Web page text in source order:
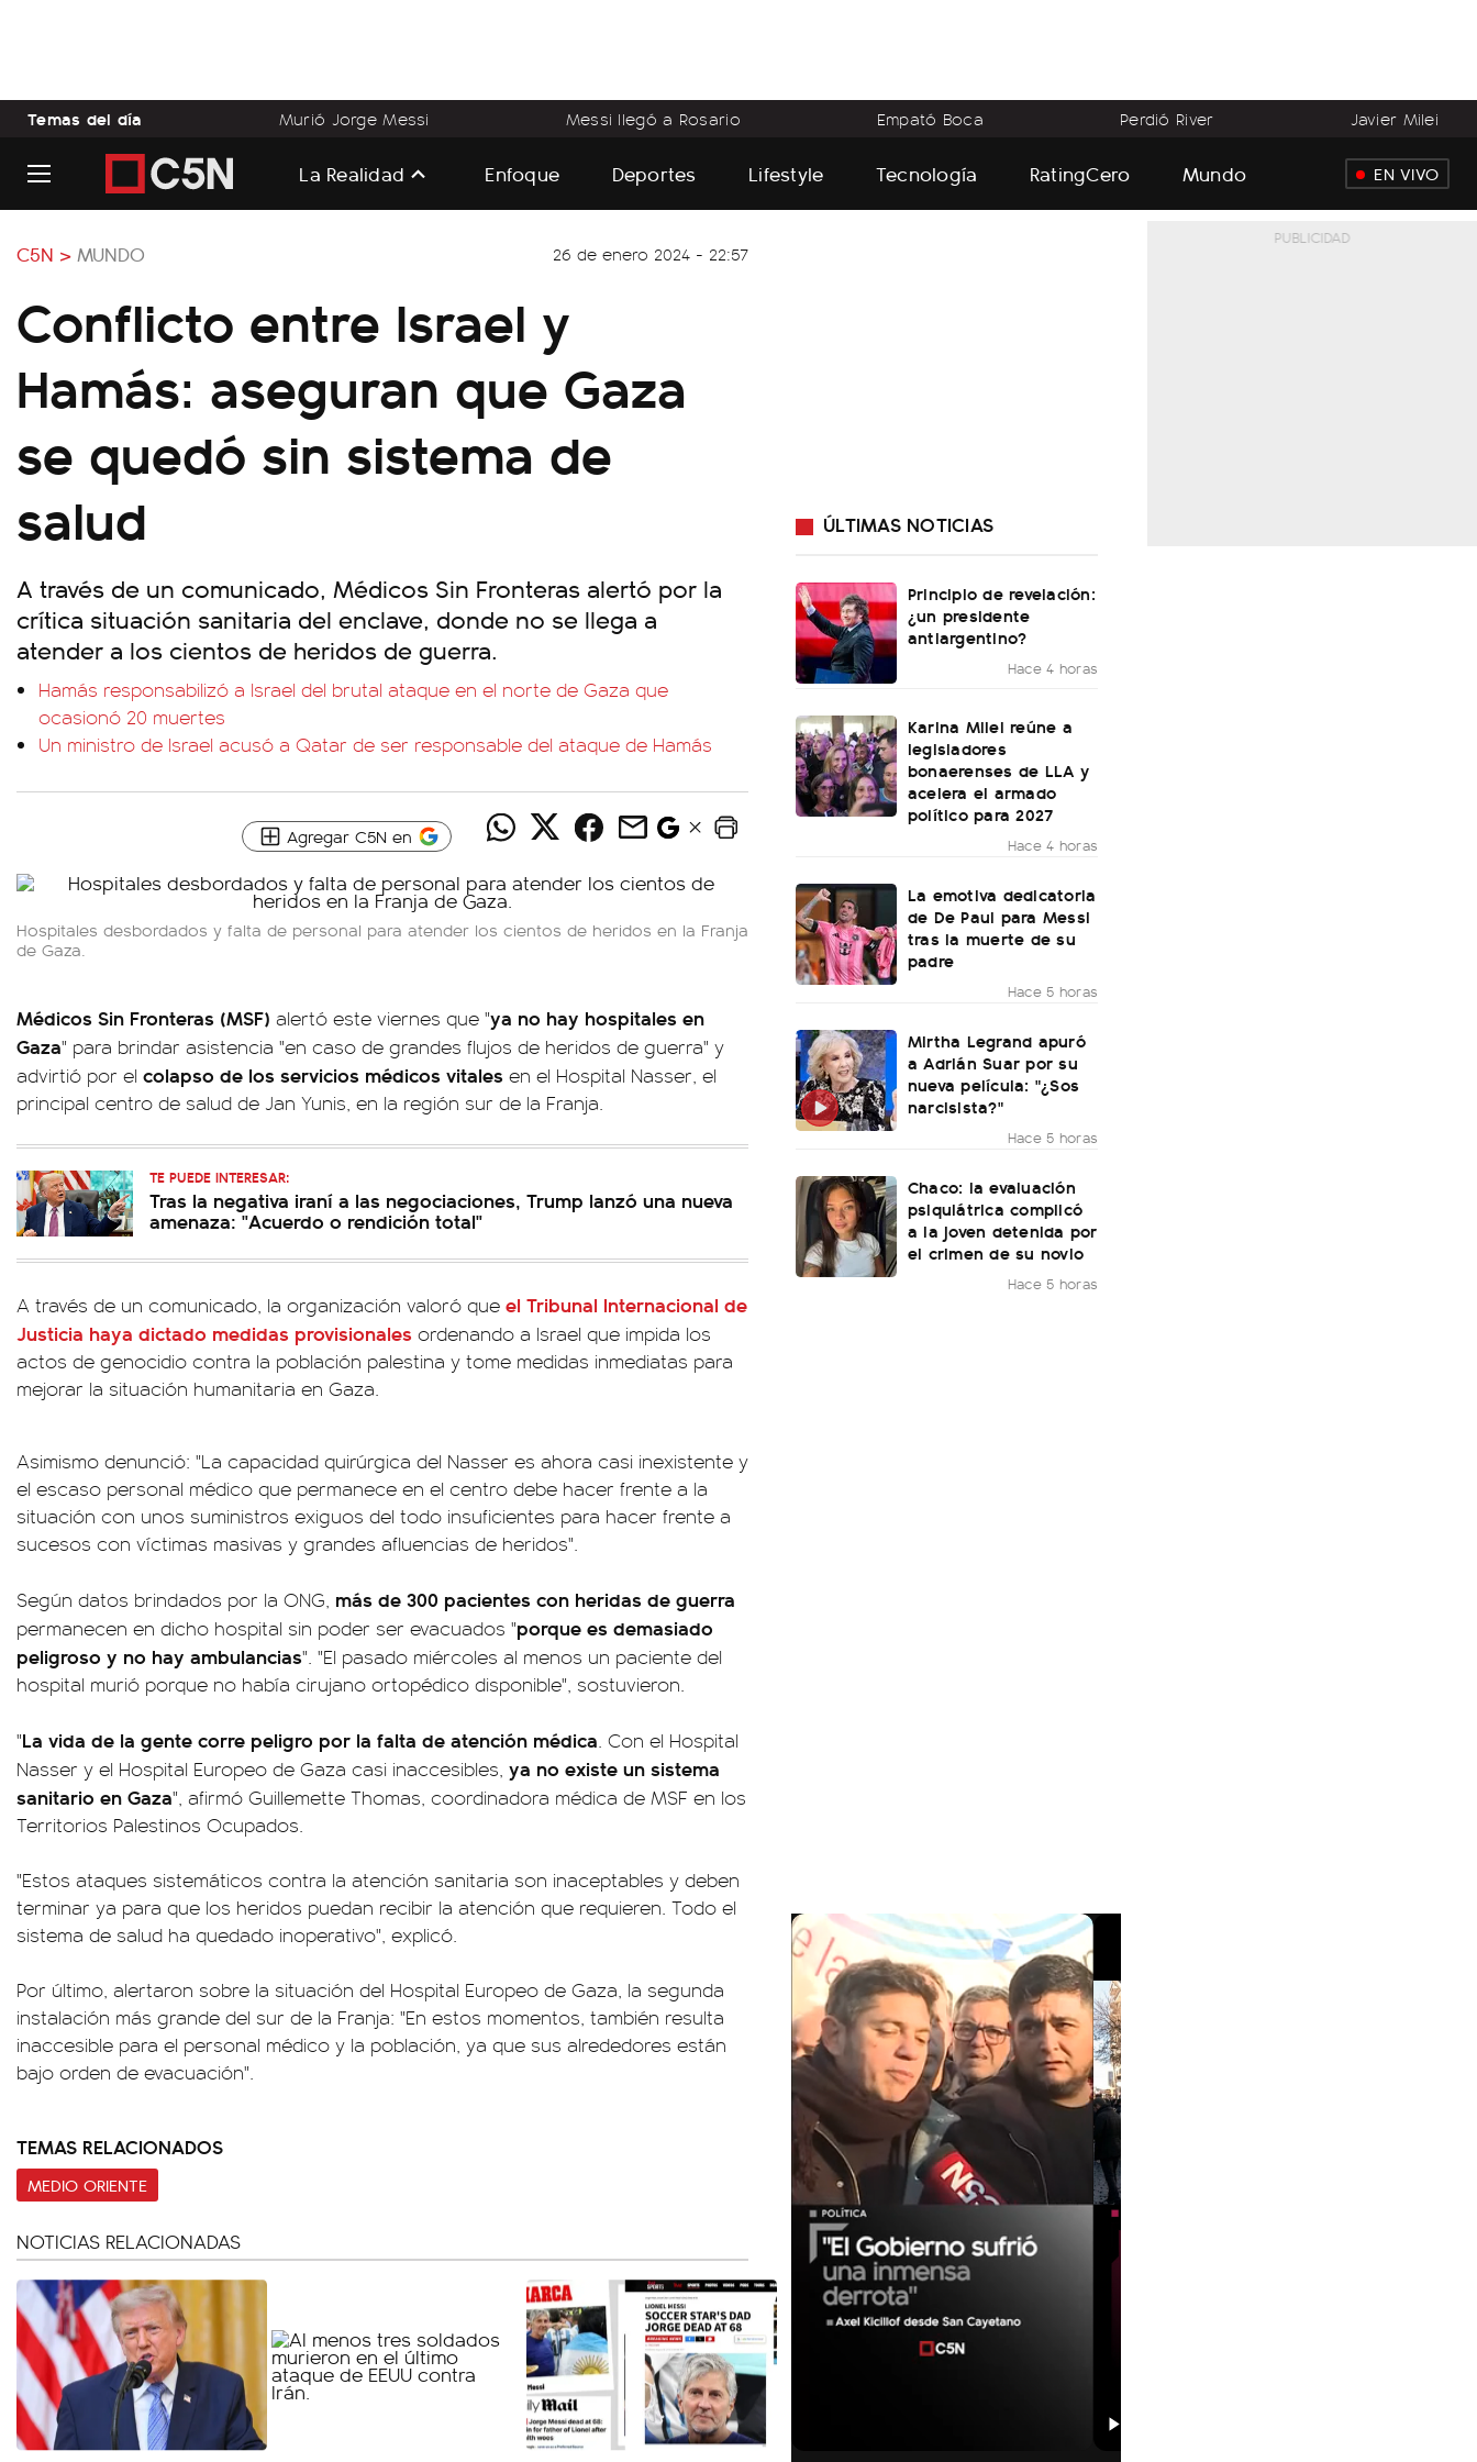
Temas del día Murió Jorge Messi Messi llegó a Rosario Empató Boca Perdió River Javier Milei
La Realidad Enfoque Deportes Lifestyle Tecnología RatingCero Mundo EN VIVO
C5N > MUNDO 26 de enero 2024 - 22:57
Conflicto entre Israel y
Hamás: aseguran que Gaza
se quedó sin sistema de
salud
A través de un comunicado, Médicos Sin Fronteras alertó por la
crítica situación sanitaria del enclave, donde no se llega a
atender a los cientos de heridos de guerra.
Hamás responsabilizó a Israel del brutal ataque en el norte de Gaza que
ocasionó 20 muertes
Un ministro de Israel acusó a Qatar de ser responsable del ataque de Hamás
Agregar C5N en
Hospitales desbordados y falta de personal para atender los cientos de heridos en la Franja
de Gaza.
Médicos Sin Fronteras (MSF) alertó este viernes que "ya no hay hospitales en
Gaza" para brindar asistencia "en caso de grandes flujos de heridos de guerra" y
advirtió por el colapso de los servicios médicos vitales en el Hospital Nasser, el
principal centro de salud de Jan Yunis, en la región sur de la Franja.
TE PUEDE INTERESAR:
Tras la negativa iraní a las negociaciones, Trump lanzó una nueva
amenaza: "Acuerdo o rendición total"
A través de un comunicado, la organización valoró que el Tribunal Internacional de
Justicia haya dictado medidas provisionales ordenando a Israel que impida los
actos de genocidio contra la población palestina y tome medidas inmediatas para
mejorar la situación humanitaria en Gaza.
Asimismo denunció: "La capacidad quirúrgica del Nasser es ahora casi inexistente y
el escaso personal médico que permanece en el centro debe hacer frente a la
situación con unos suministros exiguos del todo insuficientes para hacer frente a
sucesos con víctimas masivas y grandes afluencias de heridos".
Según datos brindados por la ONG, más de 300 pacientes con heridas de guerra
permanecen en dicho hospital sin poder ser evacuados "porque es demasiado
peligroso y no hay ambulancias". "El pasado miércoles al menos un paciente del
hospital murió porque no había cirujano ortopédico disponible", sostuvieron.
"La vida de la gente corre peligro por la falta de atención médica. Con el Hospital
Nasser y el Hospital Europeo de Gaza casi inaccesibles, ya no existe un sistema
sanitario en Gaza", afirmó Guillemette Thomas, coordinadora médica de MSF en los
Territorios Palestinos Ocupados.
"Estos ataques sistemáticos contra la atención sanitaria son inaceptables y deben
terminar ya para que los heridos puedan recibir la atención que requieren. Todo el
sistema de salud ha quedado inoperativo", explicó.
Por último, alertaron sobre la situación del Hospital Europeo de Gaza, la segunda
instalación más grande del sur de la Franja: "En estos momentos, también resulta
inaccesible para el personal médico y la población, ya que sus alrededores están
bajo orden de evacuación".
TEMAS RELACIONADOS
MEDIO ORIENTE
NOTICIAS RELACIONADAS
ÚLTIMAS NOTICIAS
Principio de revelación:
¿un presidente
antiargentino?
Hace 4 horas
Karina Milei reúne a
legisladores
bonaerenses de LLA y
acelera el armado
político para 2027
Hace 4 horas
La emotiva dedicatoria
de De Paul para Messi
tras la muerte de su
padre
Hace 5 horas
Mirtha Legrand apuró
a Adrián Suar por su
nueva película: "¿Sos
narcisista?"
Hace 5 horas
Chaco: la evaluación
psiquiátrica complicó
a la joven detenida por
el crimen de su novio
Hace 5 horas
01:05